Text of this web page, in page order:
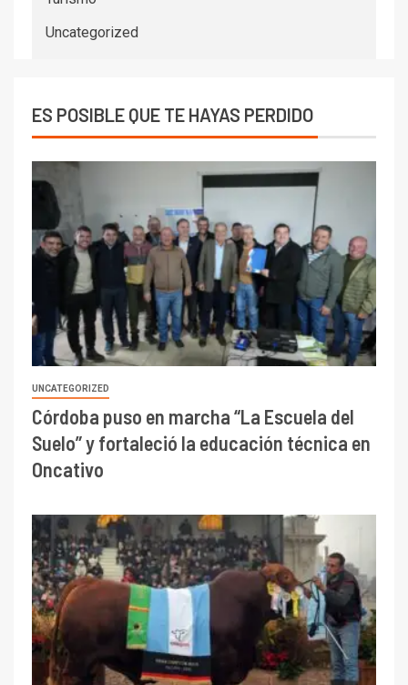
Uncategorized
ES POSIBLE QUE TE HAYAS PERDIDO
UNCATEGORIZED
Córdoba puso en marcha “La Escuela del
Suelo” y fortaleció la educación técnica en
Oncativo